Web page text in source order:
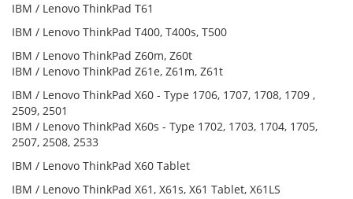
IBM / Lenovo ThinkPad T61
IBM / Lenovo ThinkPad T400, T400s, T500
IBM / Lenovo ThinkPad Z60m, Z60t
IBM / Lenovo ThinkPad Z61e, Z61m, Z61t
IBM / Lenovo ThinkPad X60 - Type 1706, 1707, 1708, 1709 ,
2509, 2501
IBM / Lenovo ThinkPad X60s - Type 1702, 1703, 1704, 1705,
2507, 2508, 2533
IBM / Lenovo ThinkPad X60 Tablet
IBM / Lenovo ThinkPad X61, X61s, X61 Tablet, X61LS